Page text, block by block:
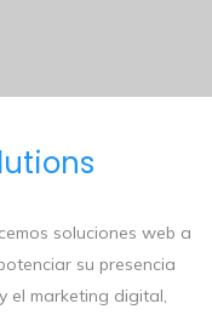
soluciones web a
su presencia
el marketing digital,